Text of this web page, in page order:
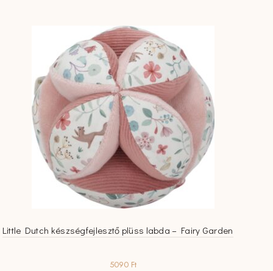
Little Dutch készségfejlesztő plüss labda – Fairy Garden
5090 Ft